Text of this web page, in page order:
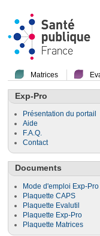
Matrices
Exp-Pro
Présentation du portail
Aide
F.A.Q.
Contact
Documents
Mode d'emploi Exp-Pro
Plaquette CAPS
Plaquette Evalutil
Plaquette Exp-Pro
Plaquette Matrices